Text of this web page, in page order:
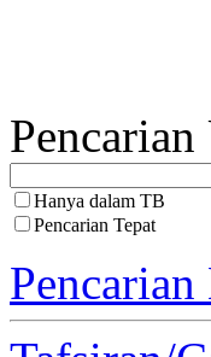
Hanya dalam TB
Pencarian Tepat